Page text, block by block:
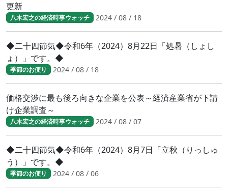
更新
八木宏之の経済時事ウォッチ 2024 / 08 / 18
◆二十四節気◆令和6年（2024）8月22日「処暑（しょし
ょ）」です。◆
季節のお便り 2024 / 08 / 18
価格交渉に最も後ろ向きな企業を公表～経済産業省が下請
け企業調査～
八木宏之の経済時事ウォッチ 2024 / 08 / 07
◆二十四節気◆令和6年（2024）8月7日「立秋（りっしゅ
う）」です。◆
季節のお便り 2024 / 08 / 06